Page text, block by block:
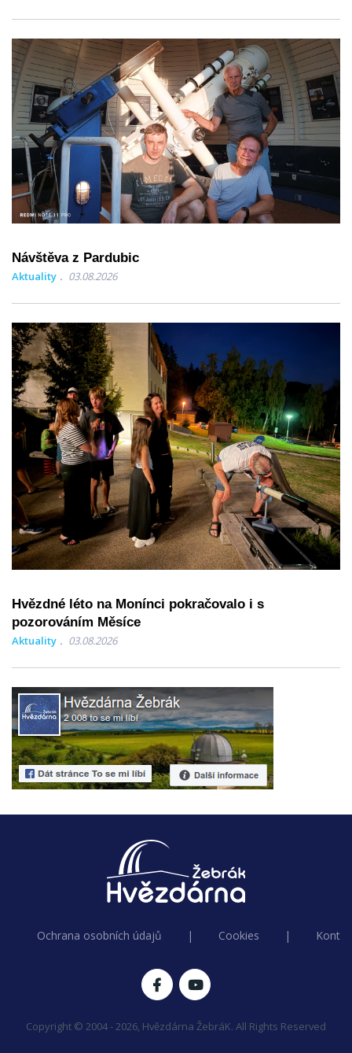
Návštěva z Pardubic
Aktuality 03.08.2026
Hvězdné léto na Monínci pokračovalo i s
pozorováním Měsíce
Aktuality 03.08.2026
Ochrana osobních údajů | Cookies |
Copyright © 2004 - 2026, Hvězdárna ŽebráK. All Rights Reserved